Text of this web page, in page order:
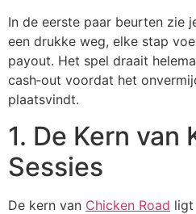
In de eerste paar beurten zie
een drukke weg, elke stap
payout. Het spel draait
cash‑out voordat het
plaatsvindt.
1. De Kern van
Sessies
De kern van Chicken Road ligt